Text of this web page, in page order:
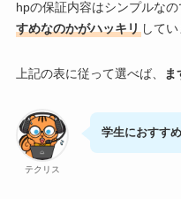
hpの保証内容はシンプルなの
すめなのかがハッキリ してい
上記の表に従って選べば、 ま
テクリス
学生におすす